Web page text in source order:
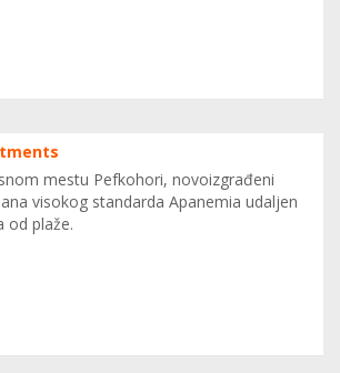
mestu Pefkohori, novoizgrađeni
visokog standarda Apanemia udaljen
od plaže.